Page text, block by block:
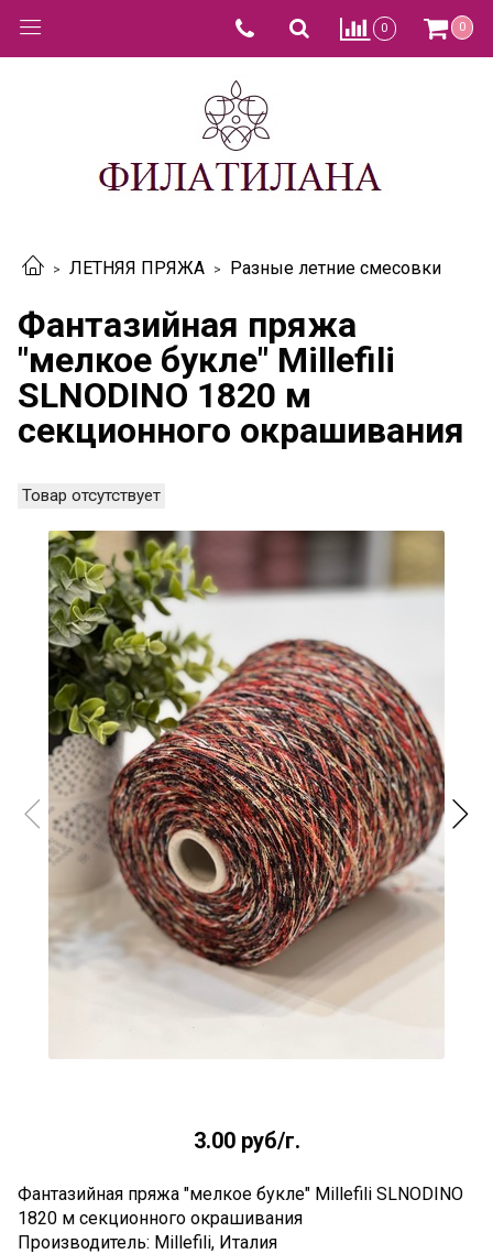
0 0
ЛЕТНЯЯ ПРЯЖА Разные летние смесовки
Фантазийная пряжа
"мелкое букле" Millefili
SLNODINO 1820 м
секционного окрашивания
Товар отсутствует
3.00 руб/г.
Фантазийная пряжа "мелкое букле" Millefili SLNODINO
1820 м секционного окрашивания
Производитель: Millefili, Италия